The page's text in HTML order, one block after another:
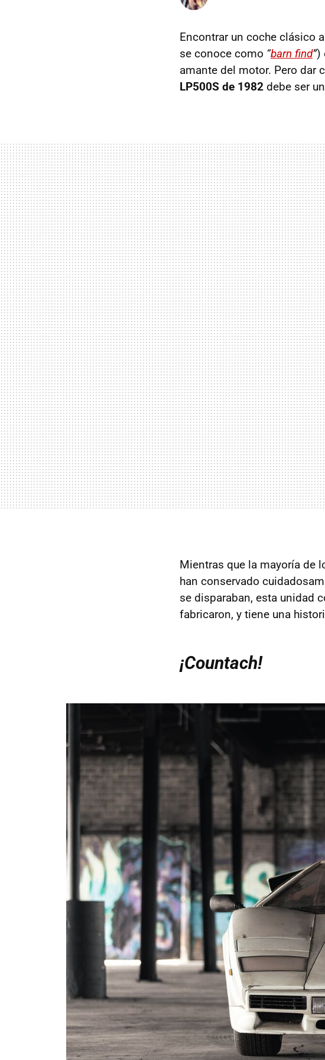
Encontrar un coche clásico
se conoce como “barn find”)
amante del motor. Pero dar
LP500S de 1982 debe ser
Mientras que la mayoría de
han conservado
se disparaban, esta unidad
fabricaron, y tiene una
¡Countach!